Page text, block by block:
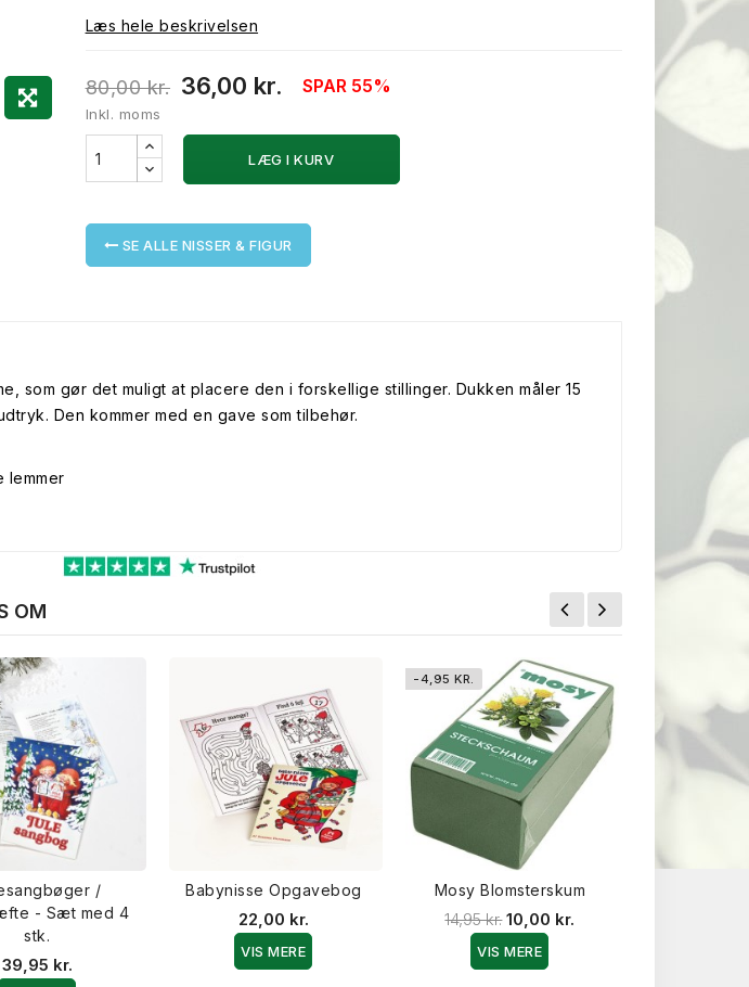
Læs hele beskrivelsen
80,00 kr. 36,00 kr. SPAR 55%
Inkl. moms
LÆG I KURV
SE ALLE NISSER & FIGUR
som gør det muligt at placere den i forskellige stillinger. Dukken måler 15
Den kommer med en gave som tilbehør.
lemmer
OM
/
- Sæt med 4
stk.
39,95 kr.
Babynisse Opgavebog
22,00 kr.
VIS MERE
-4,95 KR.
Mosy Blomsterskum
14,95 kr. 10,00 kr.
VIS MERE